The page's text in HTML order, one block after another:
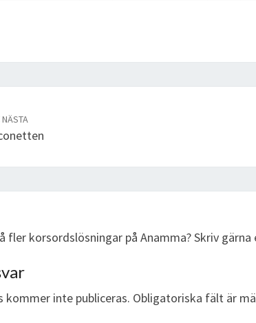
NÄSTA
fler korsordslösningar på Anamma? Skriv
kommer inte publiceras. Obligatoriska fält är